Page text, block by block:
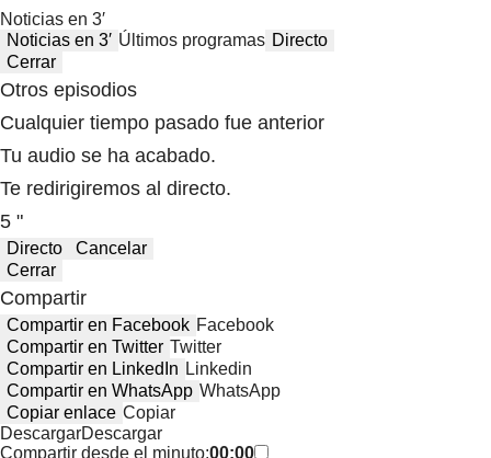
Noticias en 3′
Noticias en 3′ Últimos programas Directo
Cerrar
Otros episodios
Cualquier tiempo pasado fue anterior
Tu audio se ha acabado.
Te redirigiremos al directo.
5 "
Directo
Cancelar
Cerrar
Compartir
Compartir en Facebook Facebook
Compartir en Twitter Twitter
Compartir en LinkedIn Linkedin
Compartir en WhatsApp WhatsApp
Copiar enlace Copiar
DescargarDescargar
Compartir desde el minuto:00:00